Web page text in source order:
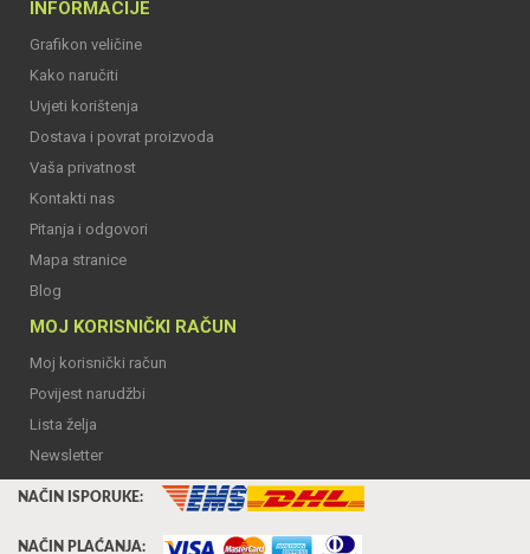
INFORMACIJE
Grafikon veličine
Kako naručiti
Uvjeti korištenja
Dostava i povrat proizvoda
Vaša privatnost
Kontakti nas
Pitanja i odgovori
Mapa stranice
Blog
MOJ KORISNIČKI RAČUN
Moj korisnički račun
Povijest narudžbi
Lista želja
Newsletter
NAČIN ISPORUKE:
NAČIN PLAĆANJA: